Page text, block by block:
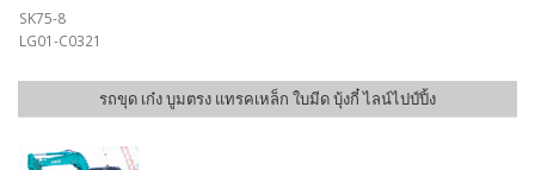
SK75-8
LG01-C0321
รถขุด เก๋ง บูมตรง แทรคเหล็ก ใบมีด บุ้งกี๋ ไลน์ไปป์ปิ้ง